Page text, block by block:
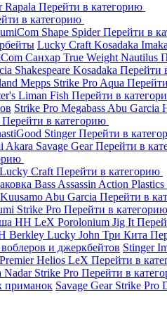
Rapala Перейти в категорию
в категорию
Shape SpiderПерейти в
Lucky Craft Kosadaka
Санхар True Weight Nautilus
Shakespeare Kosadaka Перейти
Mepps Strike Pro Aqua
Liman Fish Перейти в
Strike Pro Megabass Abu Garcia
Перейти в категорию
StingerПерейти в
Akara Savage GearПерейти в
Lucky Craft Перейти в категорию
Bass Assassin Action Plastics
Kuusamo Abu Garcia Перейти в
Strike Pro Перейти в категорию
НН LeX Porolonium Jig It
Berkley Lucky John Три Кита
и джеркбейтов Stinger
PremierHelios LeX Перейти в
Nadar Strike Pro Перейти в
приманок Savage Gear Strike Pro